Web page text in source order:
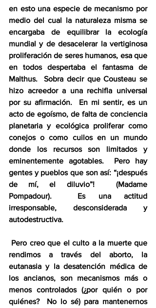
en esto una especie de mecanismo por
medio del cual la naturaleza misma se
encargaba de equilibrar la ecología
mundial y de desacelerar la vertiginosa
proliferación de seres humanos, esa que
en todos despertaba el fantasma de
Malthus.  Sobra decir que Cousteau se
hizo acreedor a una rechifla universal
por su afirmación.  En mi sentir, es un
acto de egoísmo, de falta de conciencia
planetaria y ecológica proliferar como
conejos o como cuilos en un mundo
donde los recursos son limitados y
eminentemente agotables.  Pero hay
gentes y pueblos que son así: “¡después
de mí, el diluvio”!  (Madame
Pompadour).  Es una actitud
irresponsable, desconsiderada y
autodestructiva.
Pero creo que el culto a la muerte que
rendimos a través del aborto, la
eutanasia y la desatención médica de
los ancianos, son mecanismos más o
menos controlados (¿por quién o por
quiénes?  No lo sé) para mantenernos